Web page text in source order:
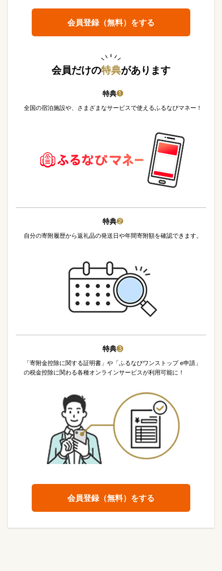
会員登録（無料）をする
会員だけの特典があります
特典❶
全国の宿泊施設や、さまざまなサービスで使えるふるなびマネー！
特典❷
自分の寄附履歴から返礼品の発送日や年間寄附額を確認できます。
特典❸
「寄附金控除に関する証明書」や「ふるなびワンストップ e申請」
の税金控除に関わる各種オンラインサービスが利用可能に！
会員登録（無料）をする